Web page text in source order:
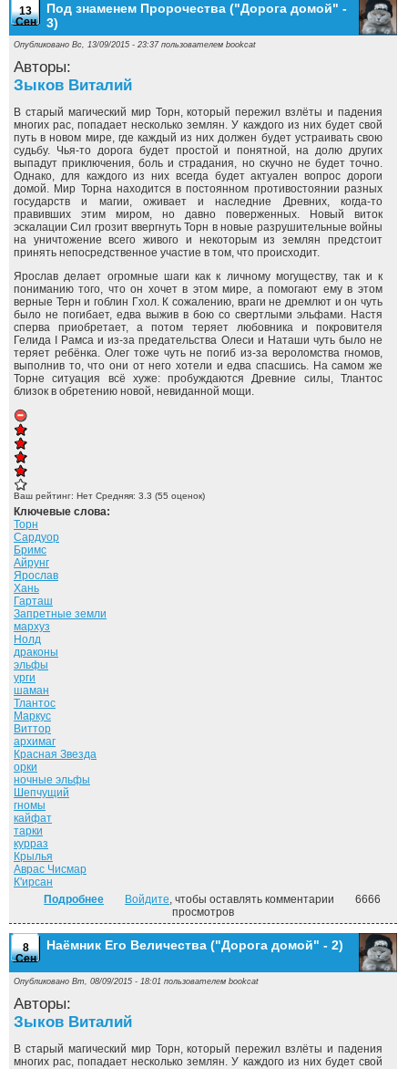
13
Сен
Под знаменем Пророчества ("Дорога домой" -
3)
Опубликовано Вс, 13/09/2015 - 23:37 пользователем bookcat
Авторы:
Зыков Виталий
В старый магический мир Торн, который пережил взлёты и падения
многих рас, попадает несколько землян. У каждого из них будет свой
путь в новом мире, где каждый из них должен будет устраивать свою
судьбу. Чья-то дорога будет простой и понятной, на долю других
выпадут приключения, боль и страдания, но скучно не будет точно.
Однако, для каждого из них всегда будет актуален вопрос дороги
домой. Мир Торна находится в постоянном противостоянии разных
государств и магии, оживает и наследние Древних, когда-то
правивших этим миром, но давно поверженных. Новый виток
эскалации Сил грозит ввергнуть Торн в новые разрушительные войны
на уничтожение всего живого и некоторым из землян предстоит
принять непосредственное участие в том, что происходит.
Ярослав делает огромные шаги как к личному могуществу, так и к
пониманию того, что он хочет в этом мире, а помогают ему в этом
верные Терн и гоблин Гхол. К сожалению, враги не дремлют и он чуть
было не погибает, едва выжив в бою со свертлыми эльфами. Настя
сперва приобретает, а потом теряет любовника и покровителя
Гелида I Рамса и из-за предательства Олеси и Наташи чуть было не
теряет ребёнка. Олег тоже чуть не погиб из-за вероломства гномов,
выполнив то, что они от него хотели и едва спасшись. На самом же
Торне ситуация всё хуже: пробуждаются Древние силы, Тлантос
близок в обретению новой, невиданной мощи.
Ваш рейтинг: Нет Средняя: 3.3 (55 оценок)
Ключевые слова:
Торн
Сардуор
Бримс
Айрунг
Ярослав
Хань
Гарташ
Запретные земли
мархуз
Нолд
драконы
эльфы
урги
шаман
Тлантос
Маркус
Виттор
архимаг
Красная Звезда
орки
ночные эльфы
Шепчущий
гномы
кайфат
тарки
курраз
Крылья
Аврас Чисмар
К'ирсан
Подробнее о Под знаменем Пророчества ("Дорога домой" - 3)
Войдите, чтобы оставлять комментарии
6666
просмотров
8
Сен
Наёмник Его Величества ("Дорога домой" - 2)
Опубликовано Вт, 08/09/2015 - 18:01 пользователем bookcat
Авторы:
Зыков Виталий
В старый магический мир Торн, который пережил взлёты и падения
многих рас, попадает несколько землян. У каждого из них будет свой